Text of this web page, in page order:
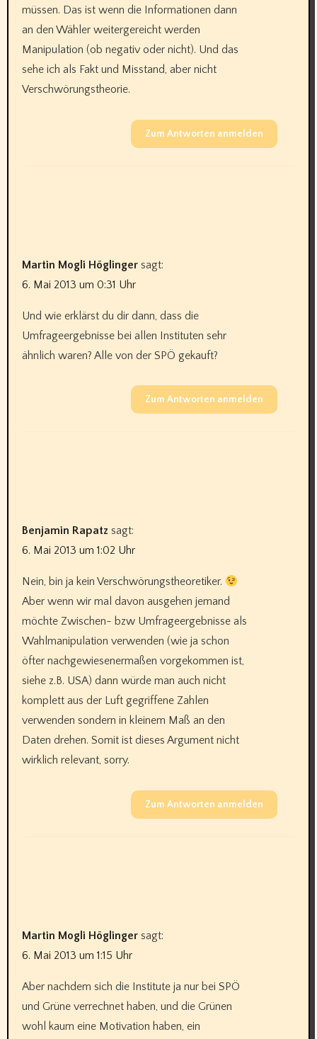
müssen. Das ist wenn die Informationen dann
an den Wähler weitergereicht werden
Manipulation (ob negativ oder nicht). Und das
sehe ich als Fakt und Misstand, aber nicht
Verschwörungstheorie.
Zum Antworten anmelden
Martin Mogli Höglinger sagt:
6. Mai 2013 um 0:31 Uhr
Und wie erklärst du dir dann, dass die
Umfrageergebnisse bei allen Instituten sehr
ähnlich waren? Alle von der SPÖ gekauft?
Zum Antworten anmelden
Benjamin Rapatz sagt:
6. Mai 2013 um 1:02 Uhr
Nein, bin ja kein Verschwörungstheoretiker.
Aber wenn wir mal davon ausgehen jemand
möchte Zwischen- bzw Umfrageergebnisse als
Wahlmanipulation verwenden (wie ja schon
öfter nachgewiesenermaßen vorgekommen ist,
siehe z.B. USA) dann würde man auch nicht
komplett aus der Luft gegriffene Zahlen
verwenden sondern in kleinem Maß an den
Daten drehen. Somit ist dieses Argument nicht
wirklich relevant, sorry.
Zum Antworten anmelden
Martin Mogli Höglinger sagt:
6. Mai 2013 um 1:15 Uhr
Aber nachdem sich die Institute ja nur bei SPÖ
und Grüne verrechnet haben, und die Grünen
wohl kaum eine Motivation haben, ein